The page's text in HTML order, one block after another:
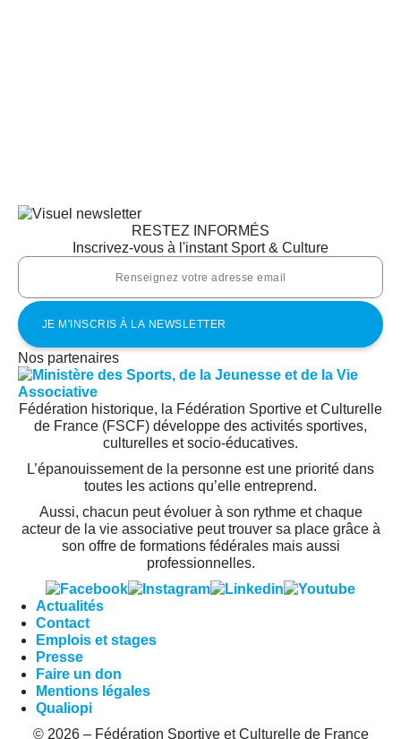
RESTEZ INFORMÉS
Inscrivez-vous à l'instant Sport & Culture
Nos partenaires
Fédération historique, la Fédération Sportive et Culturelle
de France (FSCF) développe des activités sportives,
culturelles et socio-éducatives.
L’épanouissement de la personne est une priorité dans
toutes les actions qu’elle entreprend.
Aussi, chacun peut évoluer à son rythme et chaque
acteur de la vie associative peut trouver sa place grâce à
son offre de formations fédérales mais aussi
professionnelles.
Actualités
Contact
Emplois et stages
Presse
Faire un don
Mentions légales
Qualiopi
© 2026 – Fédération Sportive et Culturelle de France